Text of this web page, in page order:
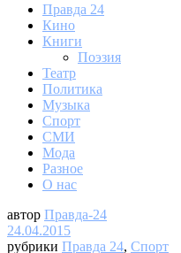
Правда 24
Кино
Книги
Поэзия
Театр
Политика
Музыка
Спорт
СМИ
Мода
Разное
О нас
автор Правда-24
24.04.2015
рубрики Правда 24, Спорт